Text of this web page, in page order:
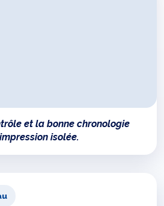
et la bonne chronologie
isolée.